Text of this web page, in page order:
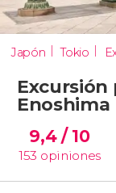
Japón Tokio
Excursión
Enoshima
9,4/ 10
153 opiniones